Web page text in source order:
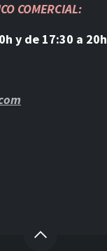
COMERCIAL:
y de 17:30 a 20h